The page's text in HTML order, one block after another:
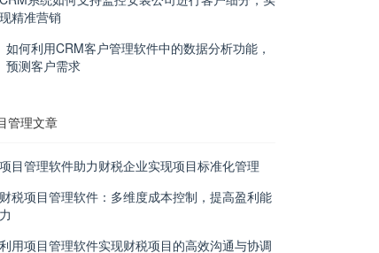
现精准营销
如何利用CRM客户管理软件中的数据分析功能，
预测客户需求
管理文章
项目管理软件助力财税企业实现项目标准化管理
财税项目管理软件：多维度成本控制，提高盈利能
力
利用项目管理软件实现财税项目的高效沟通与协调